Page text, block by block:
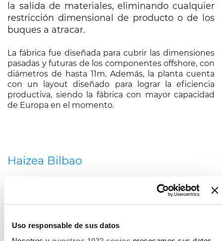
Uso responsable de sus datos
la salida de materiales, eliminando cualquier
restricción dimensional de producto o de los
buques a atracar.
La fábrica fue diseñada para cubrir las dimensiones
pasadas y futuras de los componentes offshore, con
diámetros de hasta 11m. Además, la planta cuenta
con un layout diseñado para lograr la eficiencia
productiva, siendo la fábrica con mayor capacidad
de Europa en el momento.
Haizea Bilbao
Fundada en 2018 en el Puerto de Bilbao, Haizea
Bilbao es una empresa dedicada a la fabricación y
montaje de grandes estructuras metálicas para
Monopilotes o acero primario para piezas de